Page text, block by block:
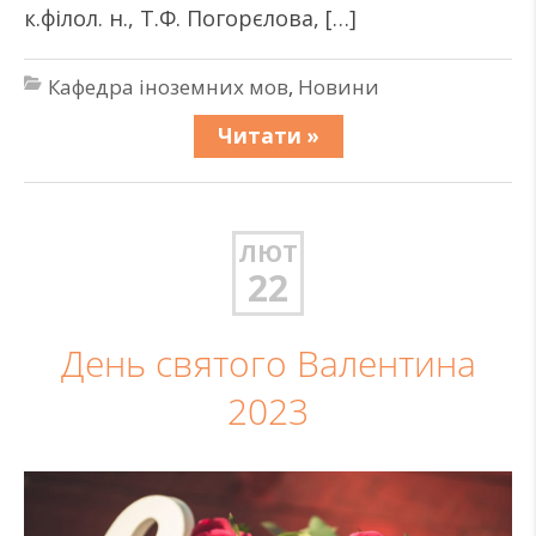
к.філол. н., Т.Ф. Погорєлова, […]
Кафедра іноземних мов, Новини
Читати »
ЛЮТ
22
День святого Валентина
2023